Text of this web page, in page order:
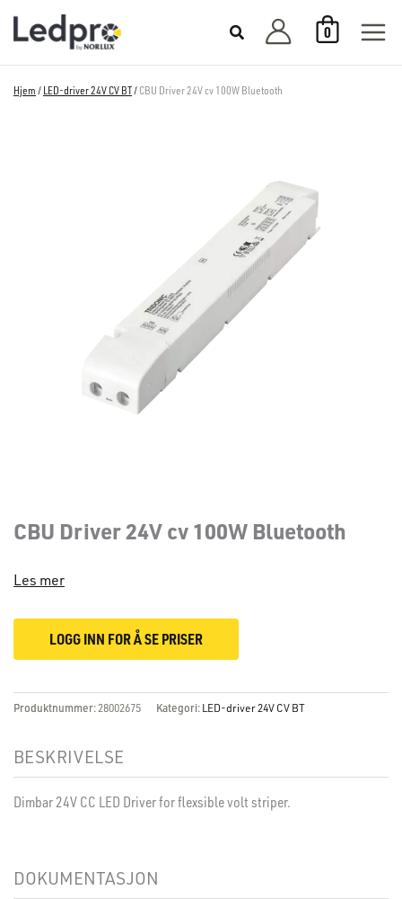
rett
0
Hjem / LED-driver 24V CV BT/ CBU Driver 24V cv 100W Bluetooth
CBU Driver 24V cv 100W Bluetooth
Les mer
LOGG INN FOR Å SE PRISER
Produktnummer:28002675 Kategori: LED-driver 24V CV BT
BESKRIVELSE
Dimbar 24V CC LED Driver for flexsible volt striper.
DOKUMENTASJON